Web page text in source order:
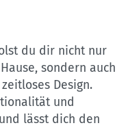
du dir nicht nur
sondern auch
Design.
und
lässt dich den